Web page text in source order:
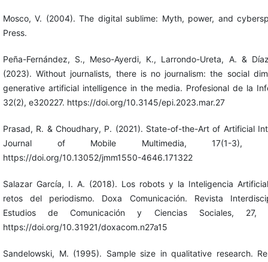
Mosco, V. (2004). The digital sublime: Myth, power, and
Press.
Peña-Fernández, S., Meso-Ayerdi, K., Larrondo-Ureta, A. &
(2023). Without journalists, there is no journalism: the social
generative artificial intelligence in the media. Profesional de la
32(2), e320227. https://doi.org/10.3145/epi.2023.mar.27
Prasad, R. & Choudhary, P. (2021). State-of-the-Art of Artificial
Journal of Mobile Multimedia, 17(1-3),
https://doi.org/10.13052/jmm1550-4646.171322
Salazar García, I. A. (2018). Los robots y la Inteligencia
retos del periodismo. Doxa Comunicación. Revista
Estudios de Comunicación y Ciencias Sociales, 27,
https://doi.org/10.31921/doxacom.n27a15
Sandelowski, M. (1995). Sample size in qualitative research.